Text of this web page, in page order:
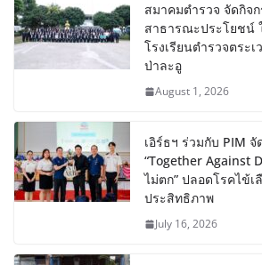
สมาคมตำรวจ จัดกิจก
สาธารณะประโยชน์
โรงเรียนตำรวจตระ
ป่าละอู
August 1, 2026
เอิร์ธฯ ร่วมกับ PIM จั
“Together Against
ไม่ตก” ปลอดโรคไข้เ
ประสิทธิภาพ
July 16, 2026